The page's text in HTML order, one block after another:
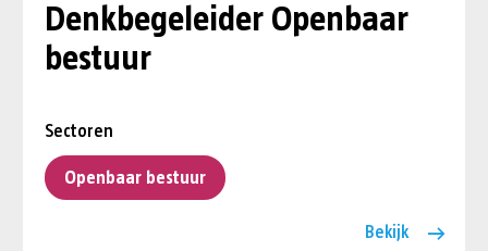
Denkbegeleider Openbaar
bestuur
Sectoren
Openbaar bestuur
Bekijk